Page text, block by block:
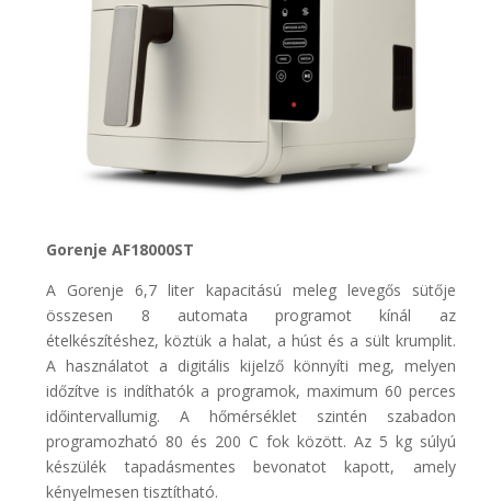
Gorenje AF18000ST
A Gorenje 6,7 liter kapacitású meleg levegős sütője
összesen 8 automata programot kínál az
ételkészítéshez, köztük a halat, a húst és a sült krumplit.
A használatot a digitális kijelző könnyíti meg, melyen
időzítve is indíthatók a programok, maximum 60 perces
időintervallumig. A hőmérséklet szintén szabadon
programozható 80 és 200 C fok között. Az 5 kg súlyú
készülék tapadásmentes bevonatot kapott, amely
kényelmesen tisztítható.